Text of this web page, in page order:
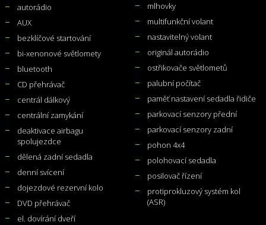
autorádio
AUX
bezklíčové startování
bi-xenonové světlomety
bluetooth
CD přehrávač
centrál dálkový
centrální zamykání
deaktivace airbagu
spolujezdce
dělená zadní sedadla
denní svícení
dojezdové rezervní kolo
DVD přehrávač
el. dovírání dveří
mlhovky
multifunkční volant
nastavitelný volant
originál autorádio
ostřikovače světlometů
palubní počítač
paměť nastavení sedadla řidiče
parkovací senzory přední
parkovací senzory zadní
pohon 4x4
polohovací sedadla
posilovač řízení
protiprokluzový systém kol
(ASR)